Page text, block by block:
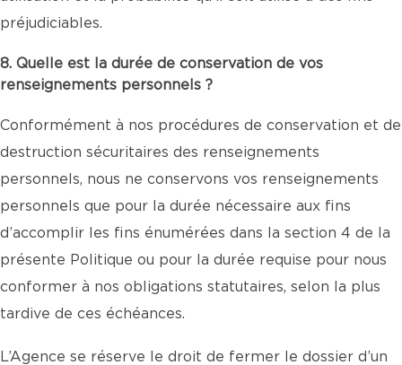
préjudiciables.
8. Quelle est la durée de conservation de vos
renseignements personnels ?
Conformément à nos procédures de conservation et de
destruction sécuritaires des renseignements
personnels, nous ne conservons vos renseignements
personnels que pour la durée nécessaire aux fins
d’accomplir les fins énumérées dans la section 4 de la
présente Politique ou pour la durée requise pour nous
conformer à nos obligations statutaires, selon la plus
tardive de ces échéances.
L’Agence se réserve le droit de fermer le dossier d’un